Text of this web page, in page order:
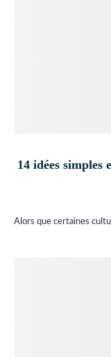
14 idées simples
Alors que certaines